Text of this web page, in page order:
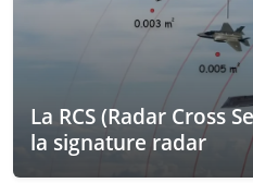
La RCS (Radar Cross
la signature radar